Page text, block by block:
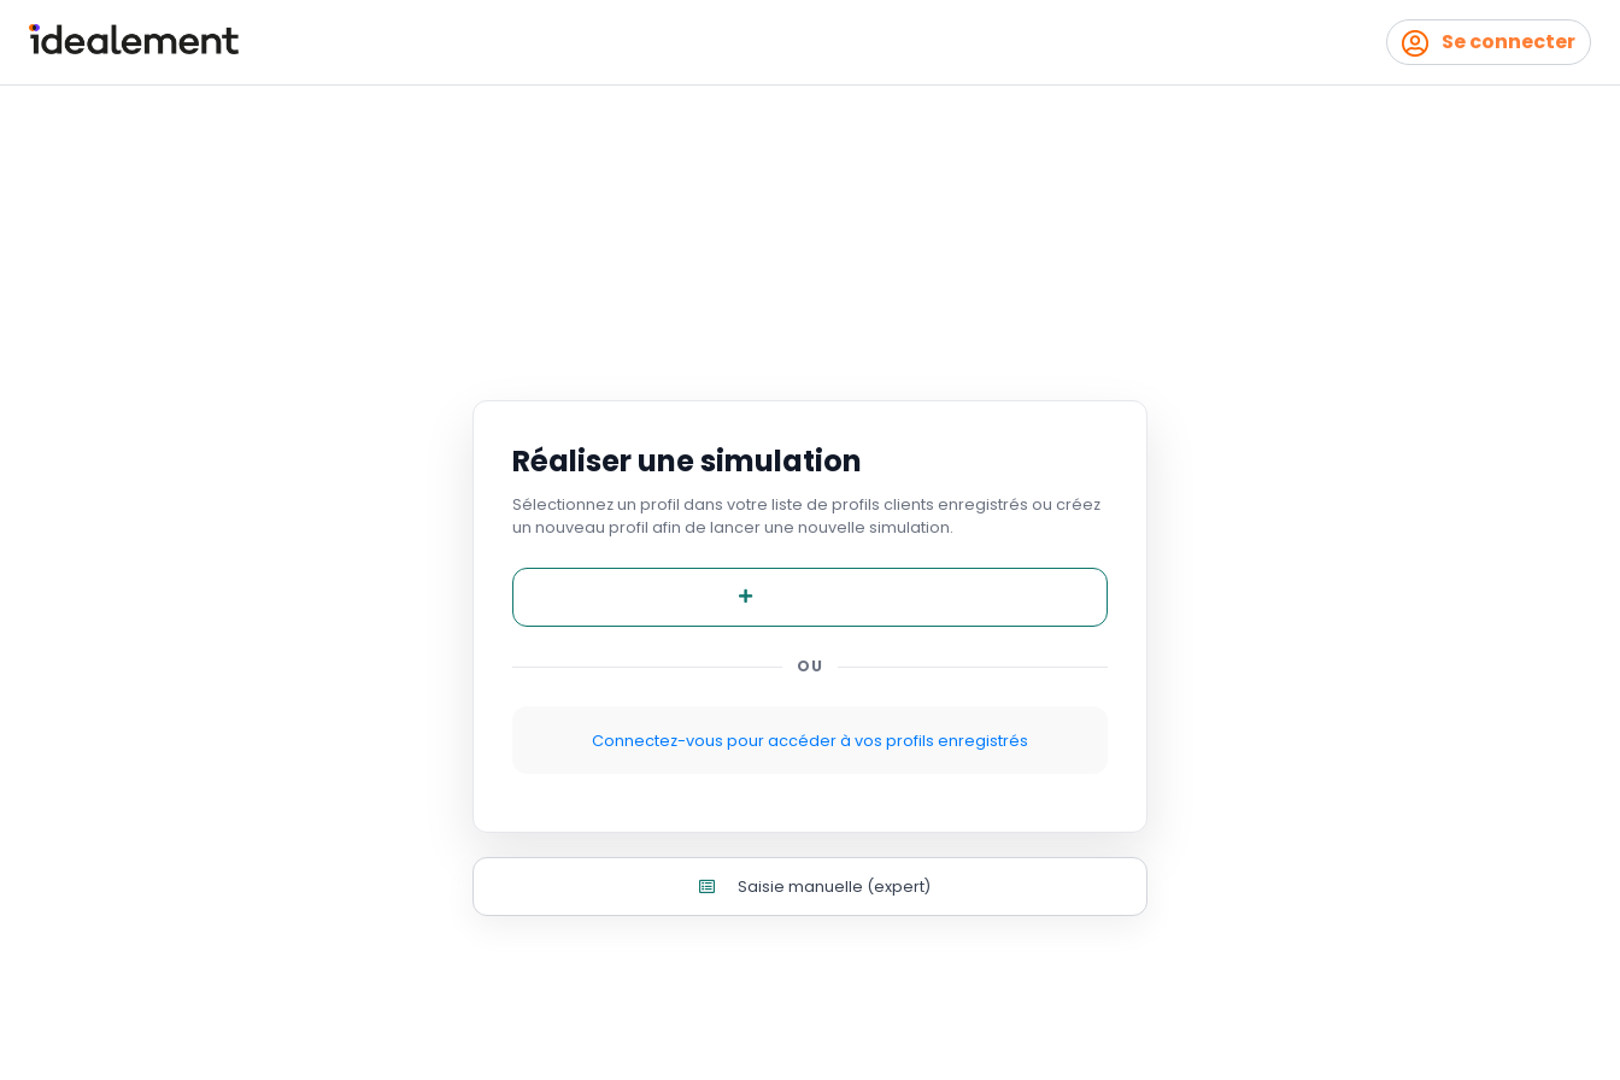
Se connecter
Réaliser une simulation
Sélectionnez un profil dans votre liste de profils clients enregistrés ou créez
un nouveau profil afin de lancer une nouvelle simulation.
OU
Connectez-vous pour accéder à vos profils enregistrés
Saisie manuelle (expert)